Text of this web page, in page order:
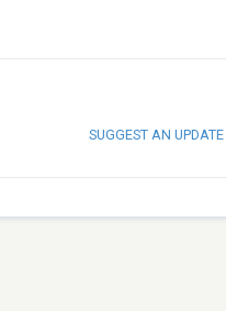
SUGGEST AN UPDATE